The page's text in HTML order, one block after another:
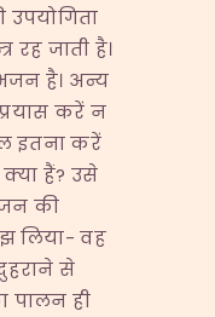
रह जाती है।
है। अन्य
करें न
इतना करें
हैं? उसे
की
लिया- वह
से
पालन ही